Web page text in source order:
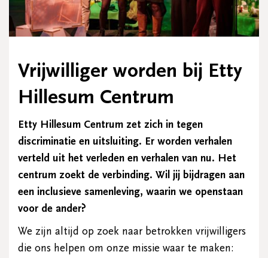
Vrijwilliger worden bij Etty
Hillesum Centrum
Etty Hillesum Centrum zet zich in tegen
discriminatie en uitsluiting. Er worden verhalen
verteld uit het verleden en verhalen van nu. Het
centrum zoekt de verbinding. Wil jij bijdragen aan
een inclusieve samenleving, waarin we openstaan
voor de ander?
We zijn altijd op zoek naar betrokken vrijwilligers
die ons helpen om onze missie waar te maken: